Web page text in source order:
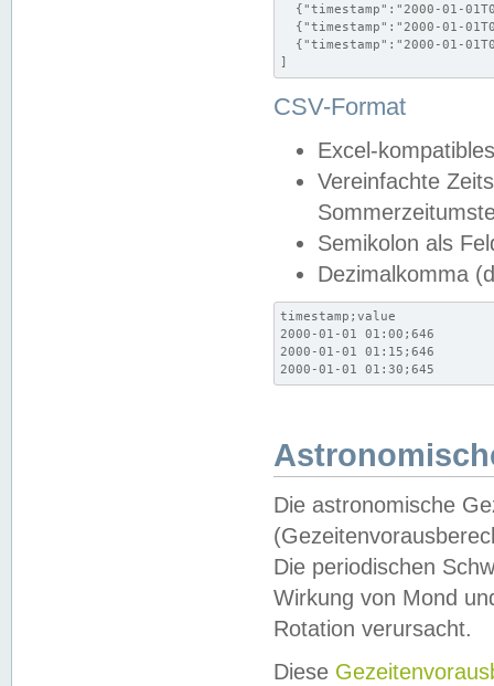
{"timestamp":"2000-01-
{"timestamp":"2000-01-
{"timestamp":"2000-01-
]
CSV-Format
Excel-
Vereinfachte
Semikolon als
Dezimalkomma
timestamp;value
2000-01-01 01:00;646
2000-01-01 01:15;646
2000-01-01 01:30;645
Die astronomische
Die periodischen
Wirkung von Mond
Rotation verursacht.
Diese